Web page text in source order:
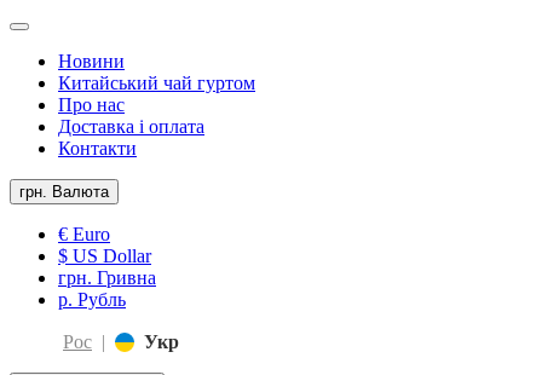
Новини
Китайський чай гуртом
Про нас
Доставка і оплата
Контакти
грн. Валюта
€ Euro
$ US Dollar
грн. Гривна
р. Рубль
Рос | Укр